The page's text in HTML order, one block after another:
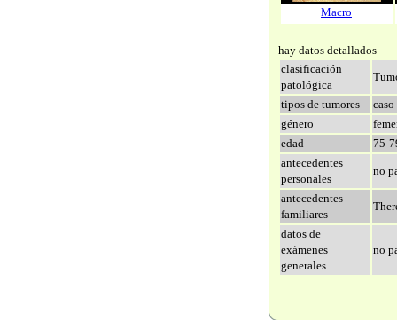
Macro
hay datos detallados
clasificación
patológica
tipos de tumores
caso
género
edad
75-
antecedentes
personales
no
antecedentes
familiares
datos de
exámenes
generales
no